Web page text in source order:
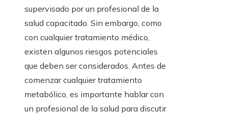
supervisado por un profesional de la
salud capacitado. Sin embargo, como
con cualquier tratamiento médico,
existen algunos riesgos potenciales
que deben ser considerados. Antes de
comenzar cualquier tratamiento
metabólico, es importante hablar con
un profesional de la salud para discutir